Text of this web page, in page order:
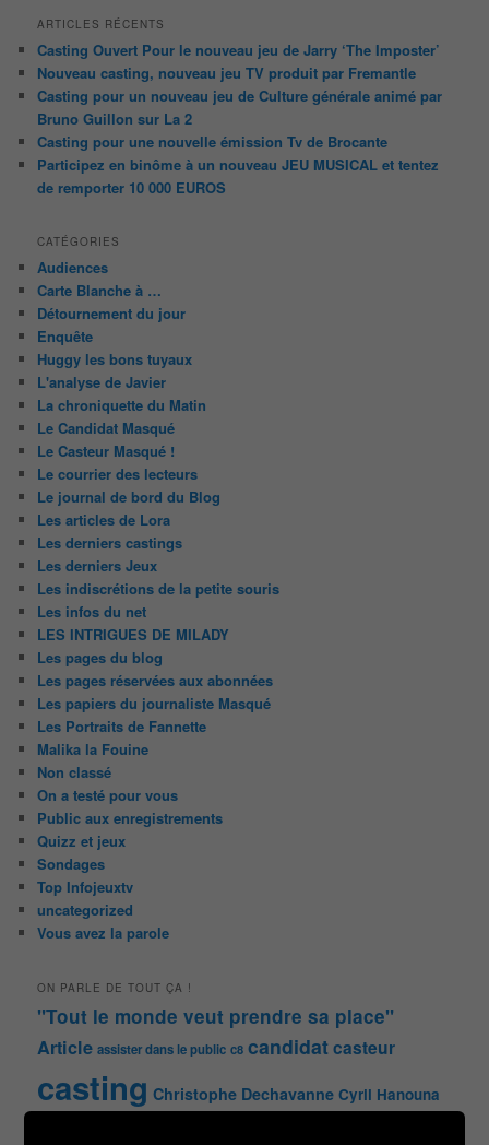
ARTICLES RÉCENTS
Casting Ouvert Pour le nouveau jeu de Jarry ‘The Imposter’
Nouveau casting, nouveau jeu TV produit par Fremantle
Casting pour un nouveau jeu de Culture générale animé par
Bruno Guillon sur La 2
Casting pour une nouvelle émission Tv de Brocante
Participez en binôme à un nouveau JEU MUSICAL et tentez
de remporter 10 000 EUROS
CATÉGORIES
Audiences
Carte Blanche à …
Détournement du jour
Enquête
Huggy les bons tuyaux
L'analyse de Javier
La chroniquette du Matin
Le Candidat Masqué
Le Casteur Masqué !
Le courrier des lecteurs
Le journal de bord du Blog
Les articles de Lora
Les derniers castings
Les derniers Jeux
Les indiscrétions de la petite souris
Les infos du net
LES INTRIGUES DE MILADY
Les pages du blog
Les pages réservées aux abonnées
Les papiers du journaliste Masqué
Les Portraits de Fannette
Malika la Fouine
Non classé
On a testé pour vous
Public aux enregistrements
Quizz et jeux
Sondages
Top Infojeuxtv
uncategorized
Vous avez la parole
ON PARLE DE TOUT ÇA !
"Tout le monde veut prendre sa place"
Article assister dans le public c8 candidatcasteur
casting Christophe Dechavanne Cyril Hanouna